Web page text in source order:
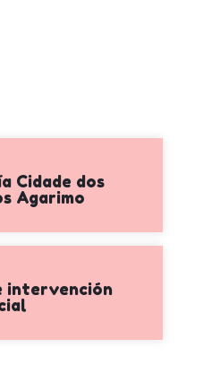
Cidade dos
Agarimo
intervención